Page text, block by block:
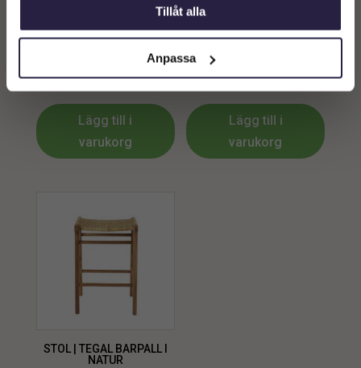
Tillåt alla
Anpassa
STOL | PORTO BARSTOL
BRUN 40X53X97CM
4999kr
Lägg till i
varukorg
Stol | RIVIERA Karmstol
12799kr
Lägg till i
varukorg
STOL | TEGAL BARPALL I
NATUR